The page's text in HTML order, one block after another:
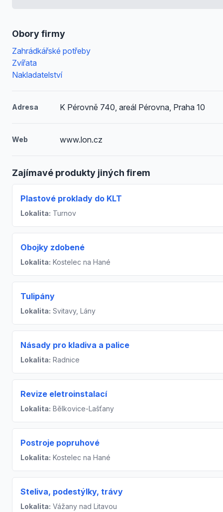
Obory firmy
Zahrádkářské potřeby
Zvířata
Nakladatelství
Adresa K Pérovně 740, areál Pérovna, Praha 10
Web www.lon.cz
Zajímavé produkty jiných firem
Plastové proklady do KLT
Lokalita: Turnov
Obojky zdobené
Lokalita: Kostelec na Hané
Tulipány
Lokalita: Svitavy, Lány
Násady pro kladiva a palice
Lokalita: Radnice
Revize eletroinstalací
Lokalita: Bělkovice-Lašťany
Postroje popruhové
Lokalita: Kostelec na Hané
Steliva, podestýlky, trávy
Lokalita: Vážany nad Litavou